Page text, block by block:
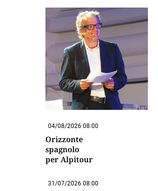
04/08/2026 08:00
Orizzonte
spagnolo
per Alpitour
31/07/2026 08:00